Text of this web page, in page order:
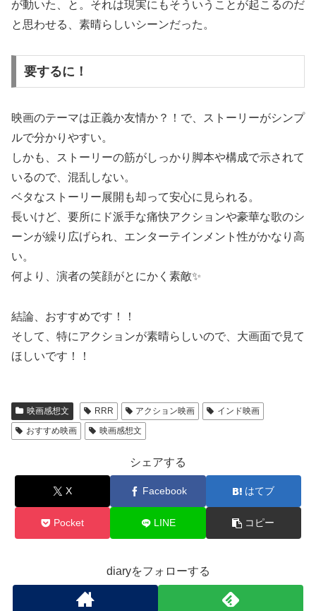
が動いた、と。それは現実にもそういうことが起こるのだ
と思わせる、素晴らしいシーンだった。
要するに！
映画のテーマは正義か友情か？！で、ストーリーがシンプ
ルで分かりやすい。
しかも、ストーリーの筋がしっかり脚本や構成で示されて
いるので、混乱しない。
ベタなストーリー展開も却って安心に見られる。
長いけど、要所にド派手な痛快アクションや豪華な歌のシ
ーンが繰り広げられ、エンターテインメント性がかなり高
い。
何より、演者の笑顔がとにかく素敵✨
結論、おすすめです！！
そして、特にアクションが素晴らしいので、大画面で見て
ほしいです！！
映画感想文 RRR アクション映画
インド映画
おすすめ映画
映画感想文
シェアする
X Facebook はてブ
Pocket LINE コピー
diaryをフォローする